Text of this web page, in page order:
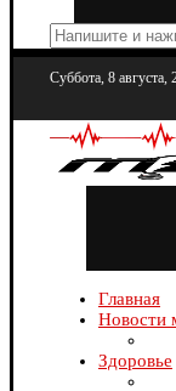
Суббота, 8 августа,
Главная
Новости
Здоровье